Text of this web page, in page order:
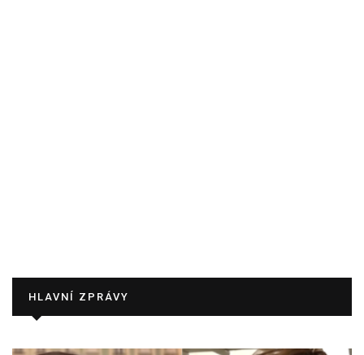
HLAVNÍ ZPRÁVY